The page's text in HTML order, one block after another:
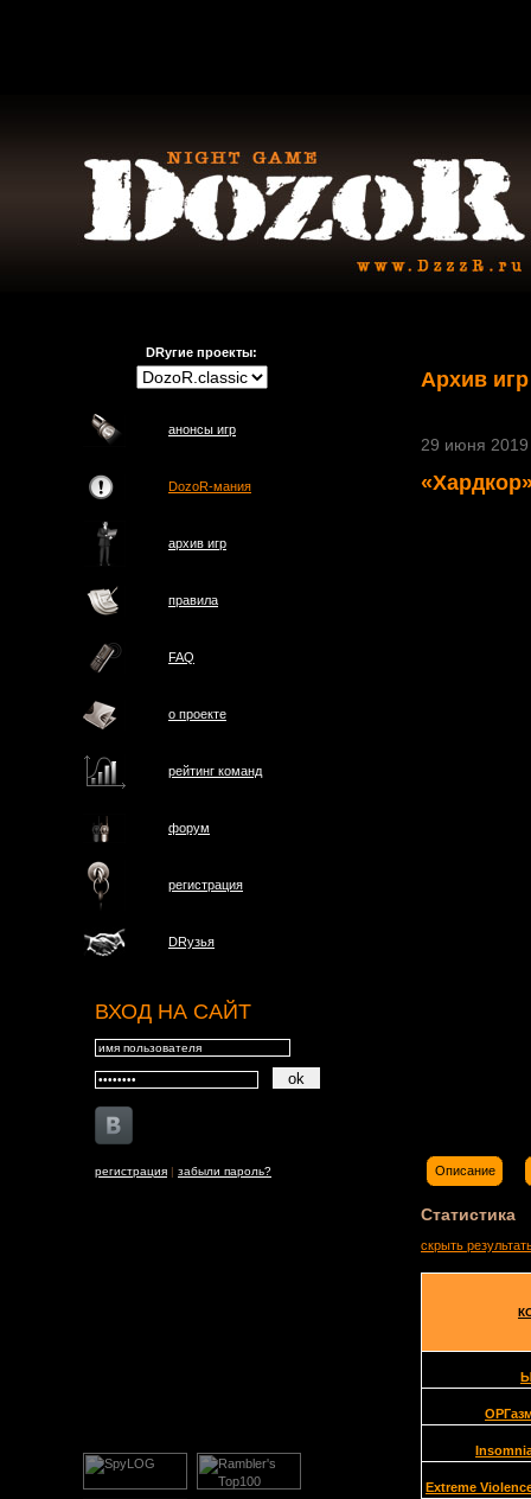
DRугие проекты:
анонсы игр
DozoR-мания
архив игр
правила
FAQ
о проектe
рейтинг команд
форум
регистрация
DRузья
ВХОД НА САЙТ
регистрация | забыли пароль?
Архив игр
29 июня 2019
Описание
Статистика
скрыть
Extreme